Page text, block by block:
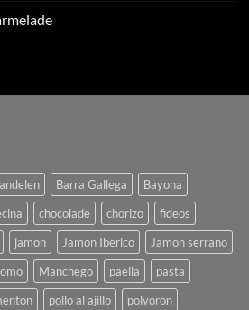
Barra Gallega
Bayona
chocolade chorizo
fideos
jamon Jamon Iberico
Jamon serrano
Manchego paella
pasta
pollo al ajillo
polvoron